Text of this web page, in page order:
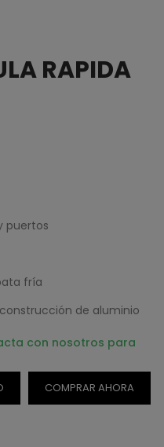
RAPIDA
puertos
fría
de aluminio
con nosotros para
COMPRAR AHORA